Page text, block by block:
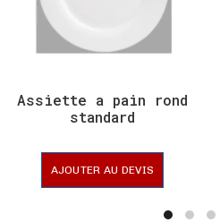
Assiette a pain rond
standard
AJOUTER AU DEVIS